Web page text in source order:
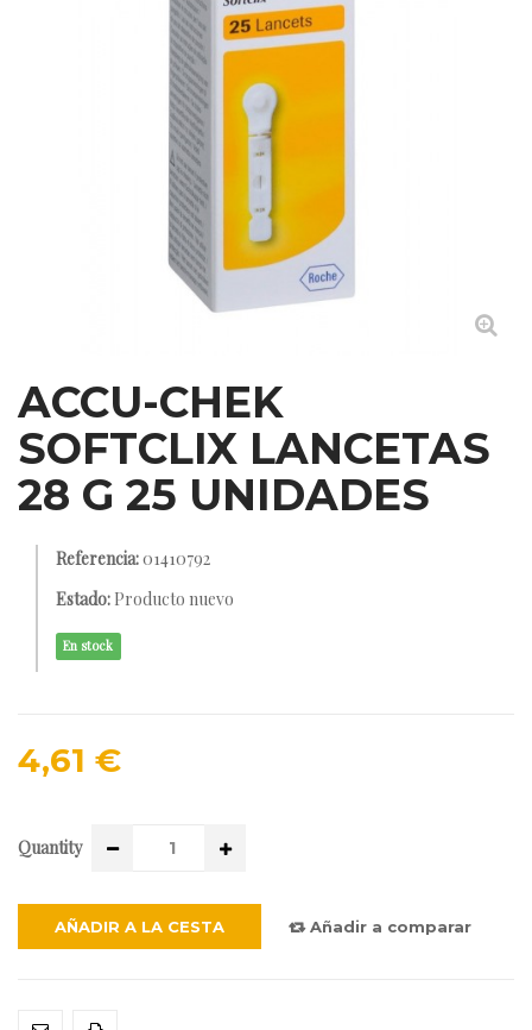
ACCU-CHEK
SOFTCLIX LANCETAS
28 G 25 UNIDADES
Referencia:01410792
Estado: Producto nuevo
En stock
4,61 €
Quantity
AÑADIR A LA CESTA Añadir a comparar